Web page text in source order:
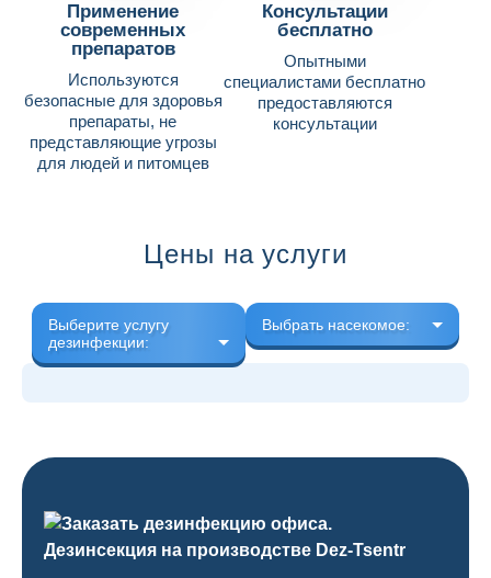
Применение
современных
препаратов
Используются
безопасные для здоровья
препараты, не
представляющие угрозы
для людей и питомцев
Консультации
бесплатно
Опытными
специалистами бесплатно
предоставляются
консультации
Цены на услуги
Выберите услугу
дезинфекции:
Выбрать насекомое: